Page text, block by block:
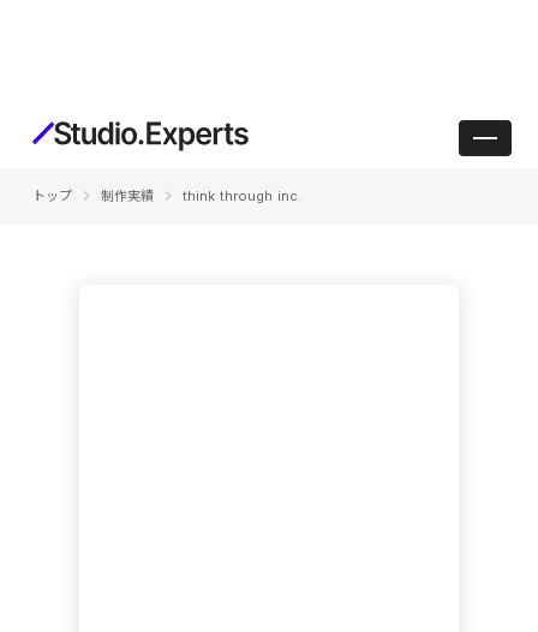
トップ keyboard_arrow_right 制作実績 keyboard_arrow_right think through inc.